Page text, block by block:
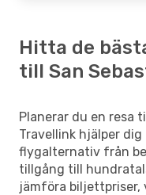
Hitta de
till San
Planerar du en resa
Travellink hjälper
flygalternativ från
tillgång till
jämföra biljettpriser,